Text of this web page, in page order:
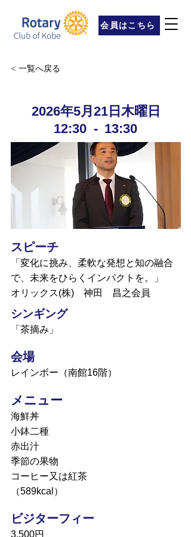
会員はこちら
< 一覧へ戻る
2026年5月21日木曜日
12:30 - 13:30
スピーチ
「変化に挑み、柔軟な発想と知の融合
で、未来をひらくインパクトを。」
オリックス(株) 神田 昌之会員
シンギング
「茶摘み」
会場
レインボー（南館16階）
メニュー
海鮮丼
小鉢二種
赤出汁
季節の果物
コーヒー又は紅茶
（589kcal）
ビジターフィー
3,500円